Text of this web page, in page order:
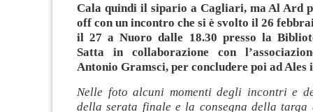
Cala quindi il sipario a Cagliari, ma Al Ard
off con un incontro che si è svolto il 26
il 27 a Nuoro dalle 18.30 presso la
Satta in collaborazione con
Antonio Gramsci, per concludere poi ad
Nelle foto alcuni momenti degli incontri e
della serata finale e la consegna della